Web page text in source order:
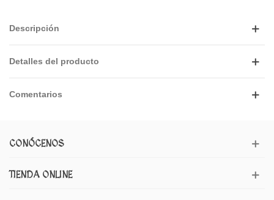
Descripción
Detalles del producto
Comentarios
CONÓCENOS
TIENDA ONLINE